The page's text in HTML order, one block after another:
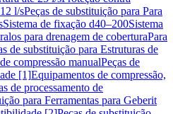
l/sPeças de substituição para Para
Sistema de fixação d40–200Sistema
para drenagem de coberturaPara
de substituição para Estruturas de
compressão manualPeças de
[1]Equipamentos de compressão,
de processamento de
para Ferramentas para Geberit